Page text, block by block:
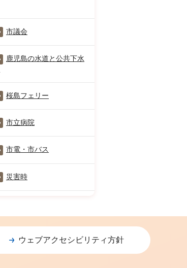
市議会
鹿児島の水道と公共下水
桜島フェリー
市立病院
市電・市バス
災害時
ウェブアクセシビリティ方針